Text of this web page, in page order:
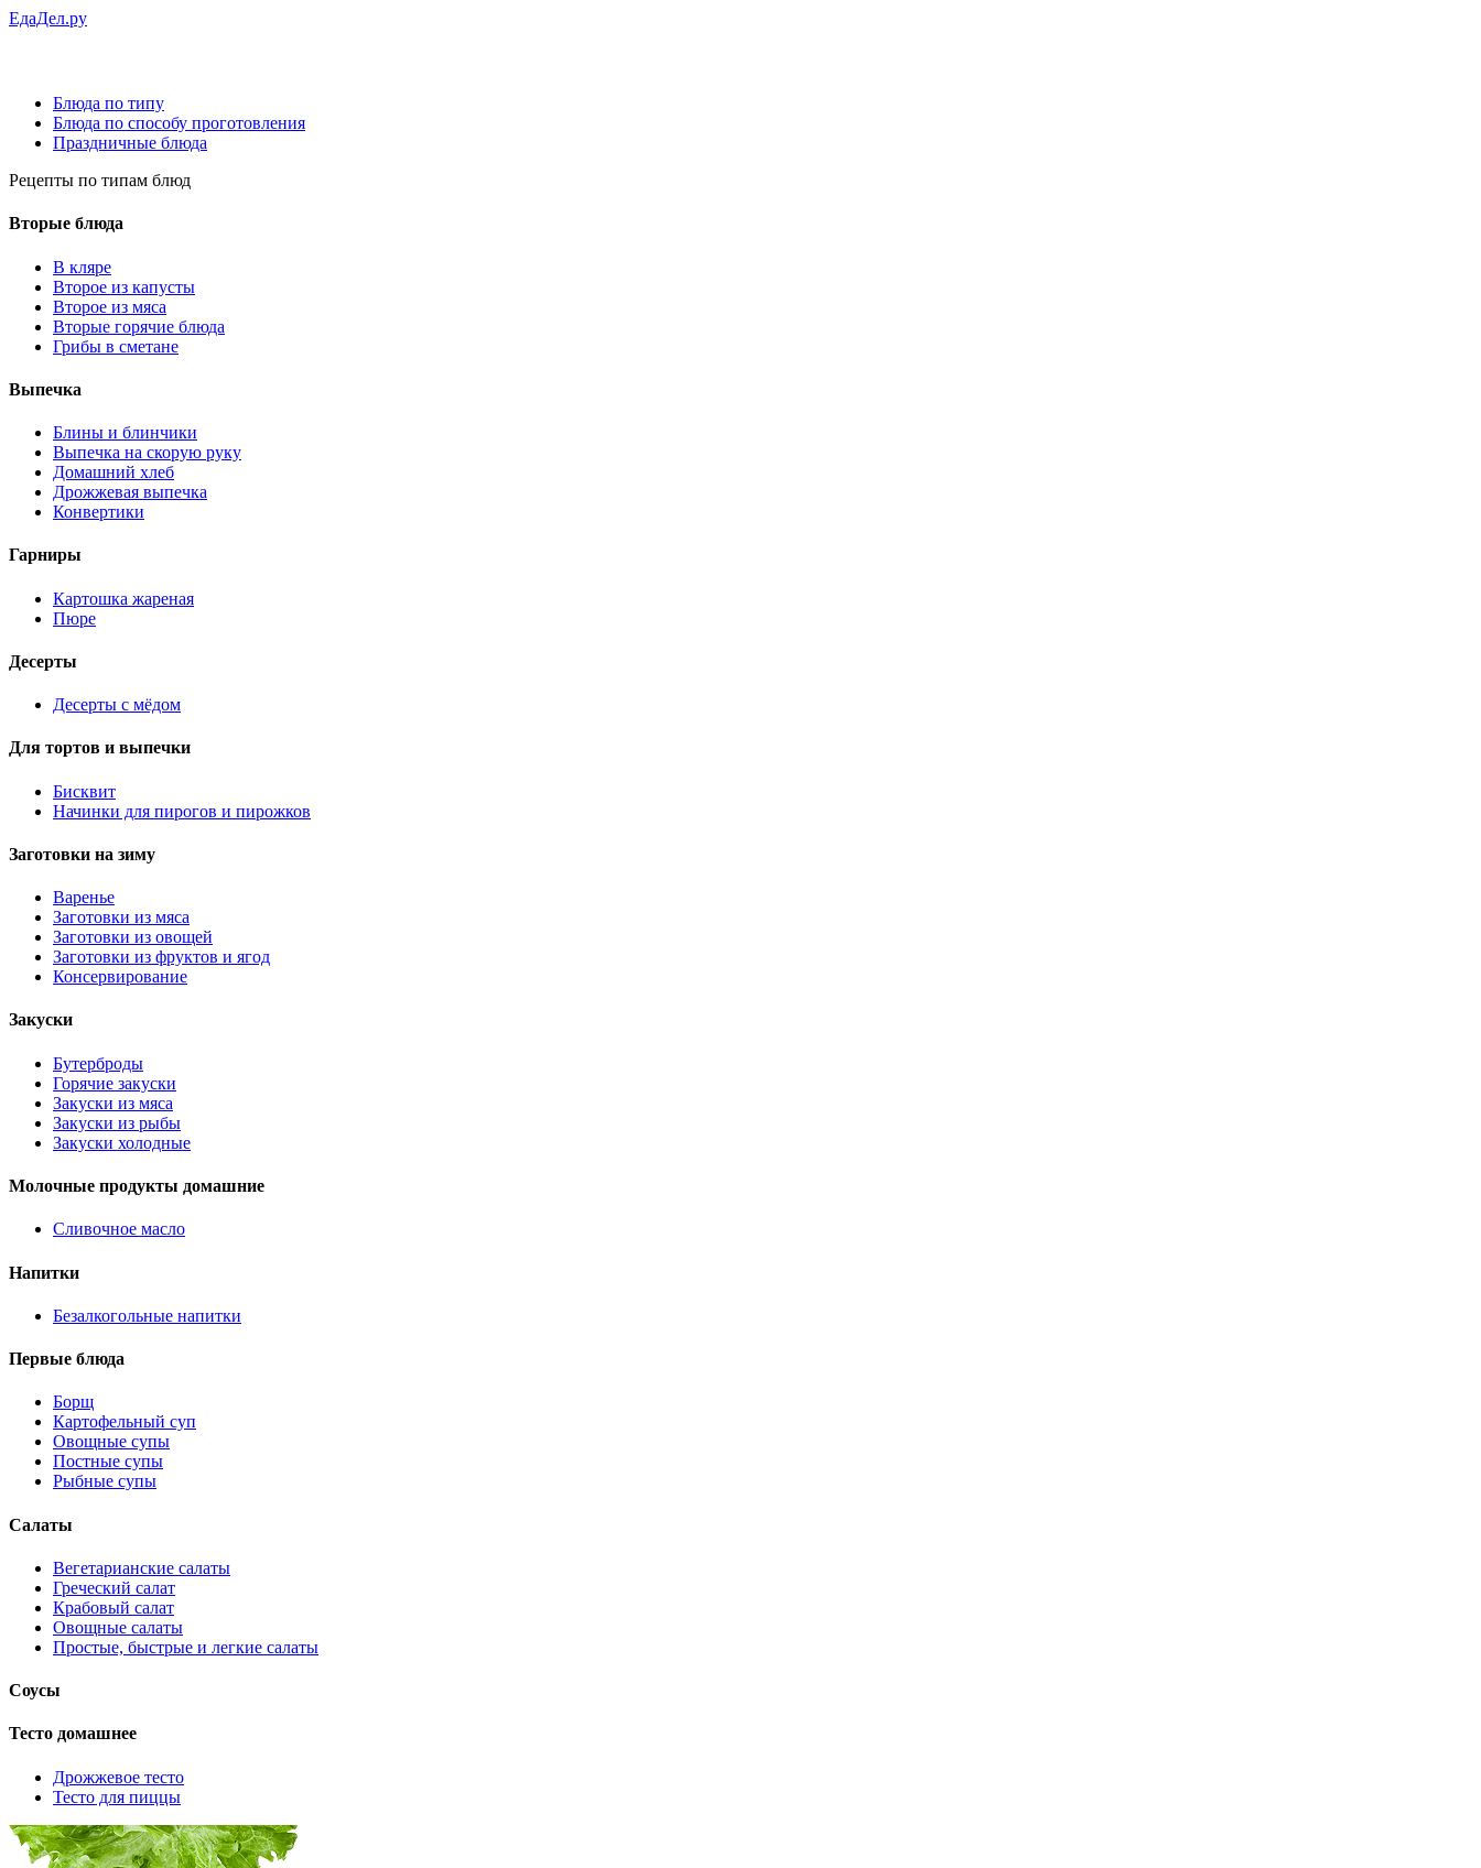
ЕдаДел.ру
Блюда по типу
Блюда по способу проготовления
Праздничные блюда
Рецепты по типам блюд
Вторые блюда
В кляре
Второе из капусты
Второе из мяса
Вторые горячие блюда
Грибы в сметане
Выпечка
Блины и блинчики
Выпечка на скорую руку
Домашний хлеб
Дрожжевая выпечка
Конвертики
Гарниры
Картошка жареная
Пюре
Десерты
Десерты с мёдом
Для тортов и выпечки
Бисквит
Начинки для пирогов и пирожков
Заготовки на зиму
Варенье
Заготовки из мяса
Заготовки из овощей
Заготовки из фруктов и ягод
Консервирование
Закуски
Бутерброды
Горячие закуски
Закуски из мяса
Закуски из рыбы
Закуски холодные
Молочные продукты домашние
Сливочное масло
Напитки
Безалкогольные напитки
Первые блюда
Борщ
Картофельный суп
Овощные супы
Постные супы
Рыбные супы
Салаты
Вегетарианские салаты
Греческий салат
Крабовый салат
Овощные салаты
Простые, быстрые и легкие салаты
Соусы
Тесто домашнее
Дрожжевое тесто
Тесто для пиццы